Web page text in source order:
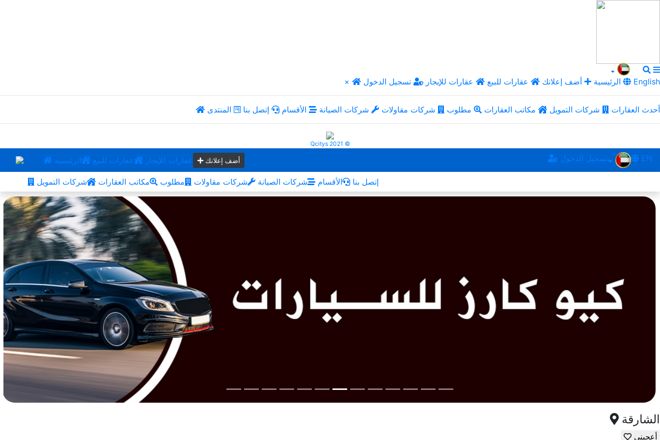
× الرئيسية أضف إعلانك عقارات للبيع عقارات للإيجار تسجيل الدخول English
أحدث العقارات شركات التمويل مكاتب العقارات مطلوب شركات مقاولات شركات الصيانة الأقسام إتصل بنا المنتدى
Qcitys 2021 ©
الرئيسية عقارات للبيع عقارات للإيجار أضف إعلانك تسجيل الدخول EN
شركات التمويل مكاتب العقارات مطلوب شركات مقاولات شركات الصيانة الأقسام إتصل بنا
الشارقة
أعجبني